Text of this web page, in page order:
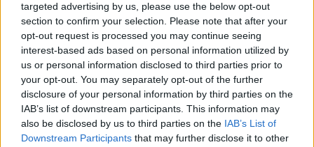
targeted advertising by us, please use the below opt-out
section to confirm your selection. Please note that after your
opt-out request is processed you may continue seeing
interest-based ads based on personal information utilized by
us or personal information disclosed to third parties prior to
your opt-out. You may separately opt-out of the further
disclosure of your personal information by third parties on the
IAB’s list of downstream participants. This information may
also be disclosed by us to third parties on the IAB’s List of
Downstream Participants that may further disclose it to other
Ez a rejtett Samsung funkció teljesen
megváltoztatja a mobilhasználatot –
sokan mégsem tudnak róla
2026.07.12| Android Central
Az Edge Panel az egyik leghasznosabb funkció, amely
jelentősen felgyorsítja a mindennapi használatot,
miközben a Pixel telefonokból továbbra is hiányzik.